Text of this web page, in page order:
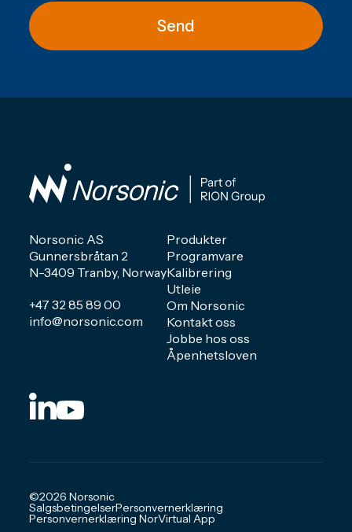
Send
Norsonic AS
Gunnersbråtan 2
N-3409 Tranby, Norway
+47 32 85 89 00
info@norsonic.com
Produkter
Programvare
Kalibrering
Utleie
Om Norsonic
Kontakt oss
Jobbe hos oss
Åpenhetsloven
©2026 Norsonic
SalgsbetingelserPersonvernerklæring
Personvernerklæring NorVirtual App